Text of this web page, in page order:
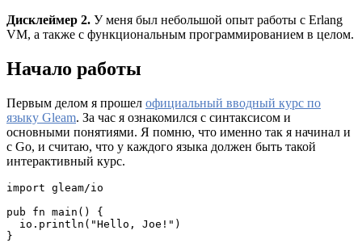
Дисклеймер 2. У меня был небольшой опыт работы с Erlang
VM, а также с функциональным программированием в целом.
Начало работы
Первым делом я прошел официальный вводный курс по
языку Gleam. За час я ознакомился с синтаксисом и
основными понятиями. Я помню, что именно так я начинал и
с Go, и считаю, что у каждого языка должен быть такой
интерактивный курс.
import gleam/io
pub fn main() {
  io.println("Hello, Joe!")
}